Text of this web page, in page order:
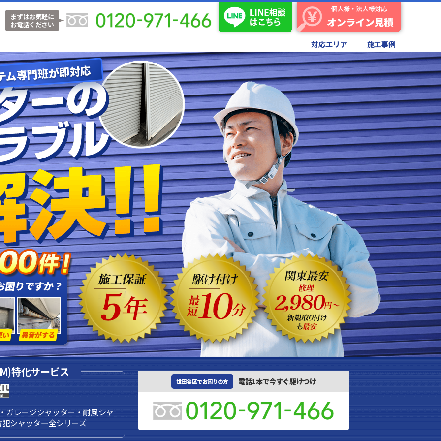
まずはお気軽に
お電話ください
対応エリア 施工事例
専門班が即対応
特化サービス
レージシャッター・耐風シャ
シャッター全シリーズ
世田谷区でお困りの方 電話1本で今すぐ駆けつけ